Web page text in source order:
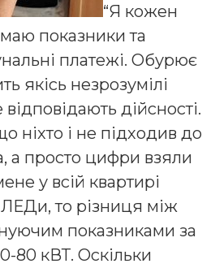
“Я кожен
показники та
платежі. Обурює
якісь незрозумілі
дійсності.
ніхто і не підходив до
а просто цифри взяли
у всій квартирі
то різниця між
показниками за
80 кВТ. Оскільки